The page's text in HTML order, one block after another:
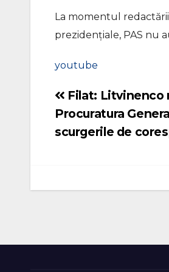
La momentul
prezidențiale, PAS nu
youtube
Navigare
în
Filat: Litvinenco
Procuratura
scurgerile de